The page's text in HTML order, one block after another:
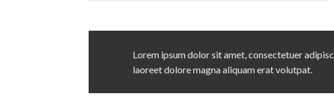
Lorem ipsum dolor sit amet, consectetuer
laoreet dolore magna aliquam erat volutpat.